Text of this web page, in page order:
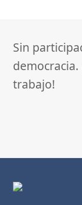
Sin
trabajo!